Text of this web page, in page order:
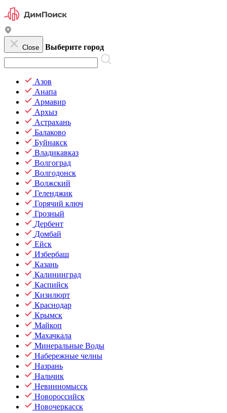
Close Выберите город
Азов
Анапа
Армавир
Архыз
Астрахань
Балаково
Буйнакск
Владикавказ
Волгоград
Волгодонск
Волжский
Геленджик
Горячий ключ
Грозный
Дербент
Домбай
Ейск
Избербаш
Казань
Калининград
Каспийск
Кизилюрт
Краснодар
Крымск
Майкоп
Махачкала
Минеральные Воды
Набережные челны
Назрань
Нальчик
Невинномысск
Новороссийск
Новочеркасск